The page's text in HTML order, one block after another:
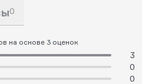
0
на основе 3 оценок
3
0
0